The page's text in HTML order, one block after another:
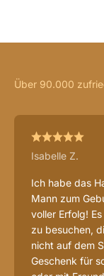
Isabelle Z.
Ich habe das
Mann zum
voller Erfolg!
zu besuchen,
nicht auf dem
Geschenk für